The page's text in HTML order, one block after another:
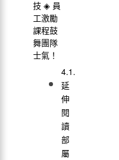
技 ◈ 員
工激勵
課程鼓
舞團隊
士氣！
延
伸
閱
讀
部
屬